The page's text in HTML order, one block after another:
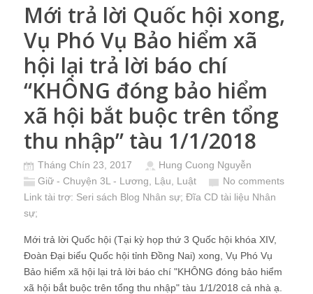
Mới trả lời Quốc hội xong,
Vụ Phó Vụ Bảo hiểm xã
hội lại trả lời báo chí
“KHÔNG đóng bảo hiểm
xã hội bắt buộc trên tổng
thu nhập” tàu 1/1/2018
Tháng Chín 23, 2017
Hung Cuong Nguyễn
Giữ - Chuyện 3L - Lương, Lậu, Luật
No comments
Link tài trợ: Seri sách Blog Nhân sự; Đĩa CD tài liệu Nhân
sự;
Mới trả lời Quốc hội (Tại kỳ họp thứ 3 Quốc hội khóa XIV,
Đoàn Đại biểu Quốc hội tỉnh Đồng Nai) xong, Vụ Phó Vụ
Bảo hiểm xã hội lại trả lời báo chí "KHÔNG đóng bảo hiểm
xã hội bắt buộc trên tổng thu nhập" tàu 1/1/2018 cả nhà ạ.